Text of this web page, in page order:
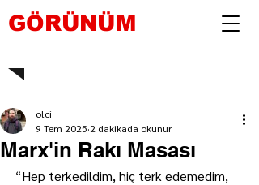
GÖRÜNÜM
Marx'in Rakı Masası
olci
9 Tem 2025 2 dakikada okunur
“Hep terkedildim, hiç terk edemedim,